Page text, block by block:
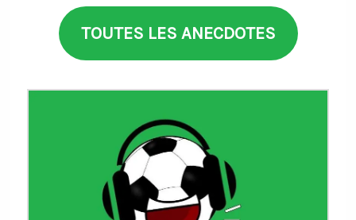
TOUTES LES ANECDOTES